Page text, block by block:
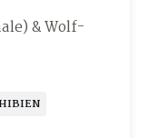
& Wolf-